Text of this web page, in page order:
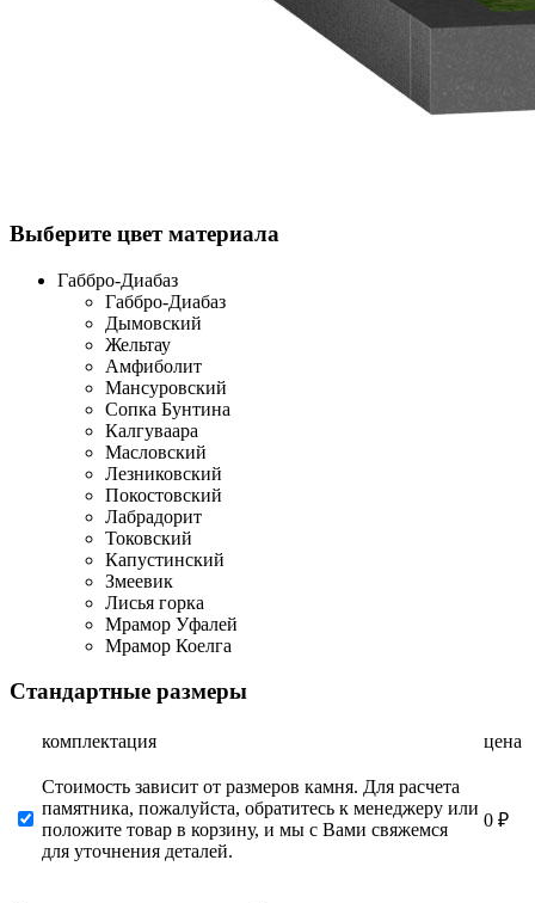
Выберите цвет материала
Габбро-Диабаз
Габбро-Диабаз
Дымовский
Жельтау
Амфиболит
Мансуровский
Сопка Бунтина
Калгуваара
Масловский
Лезниковский
Покостовский
Лабрадорит
Токовский
Капустинский
Змеевик
Лисья горка
Мрамор Уфалей
Мрамор Коелга
Стандартные размеры
комплектация цена
Стоимость зависит от размеров камня. Для расчета
памятника, пожалуйста, обратитесь к менеджеру или
положите товар в корзину, и мы с Вами свяжемся
для уточнения деталей.
0 ₽